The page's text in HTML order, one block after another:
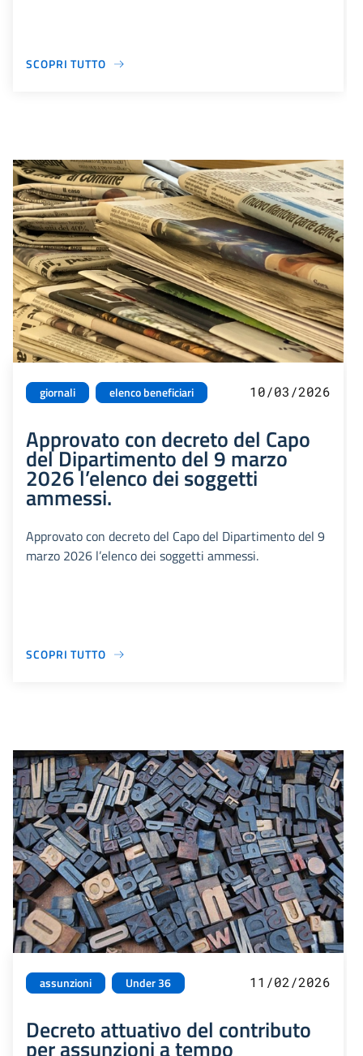
SCOPRI TUTTO
giornali elenco beneficiari 10/03/2026
Approvato con decreto del Capo
del Dipartimento del 9 marzo
2026 l’elenco dei soggetti
ammessi.
Approvato con decreto del Capo del Dipartimento del 9
marzo 2026 l’elenco dei soggetti ammessi.
SCOPRI TUTTO
assunzioni Under 36 11/02/2026
Decreto attuativo del contributo
per assunzioni a tempo